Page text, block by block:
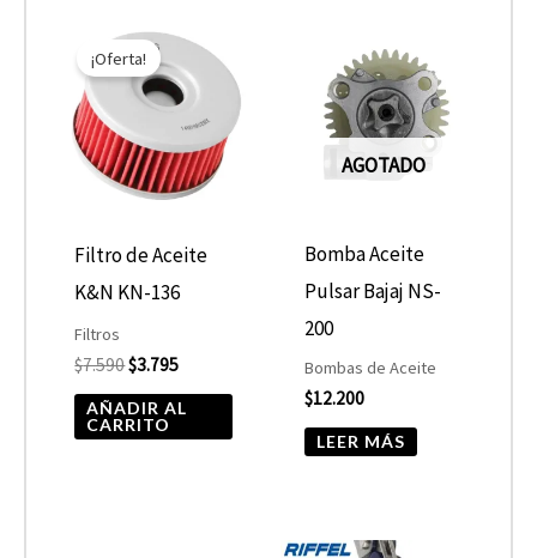
¡Oferta!
Filtro de Aceite
K&N KN-136
Filtros
$7.590
precio
original
era:
$7.590.
$3.795
precio
actual
es:
$3.795.
AÑADIR AL
CARRITO
AGOTADO
Bomba Aceite
Pulsar Bajaj NS-
200
Bombas de Aceite
$12.200
LEER MÁS